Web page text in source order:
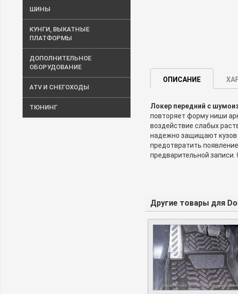
ШИНЫ
КУНГИ, ВЫКАТНЫЕ
ПЛАТФОРМЫ
ДОПОЛНИТЕЛЬНОЕ
ОБОРУДОВАНИЕ
ATV И СНЕГОХОДЫ
ТЮНИНГ
ОПИСАНИЕ
Локер передний с
повторяет форму ниши
воздействие слабых
надежно защищают кузов
предотвратить
предварительной записи.
Другие товары для